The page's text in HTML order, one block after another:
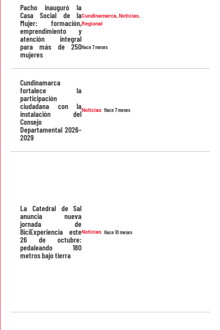
Cundinamarca,Noticias,
Regional
Hace 7 meses
Pacho inauguró la
Casa Social de la
Mujer: formación,
emprendimiento y
atención integral
para más de 250
mujeres
Noticias Hace 7 meses
Cundinamarca
fortalece la
participación
ciudadana con la
instalación del
Consejo
Departamental 2026–
2029
Noticias Hace 10 meses
La Catedral de Sal
anuncia nueva
jornada de
BiciExperiencia este
26 de octubre:
pedaleando 180
metros bajo tierra